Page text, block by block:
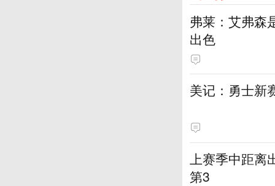
弗莱：艾弗森
出色
美记：勇士新
上赛季中距
第3